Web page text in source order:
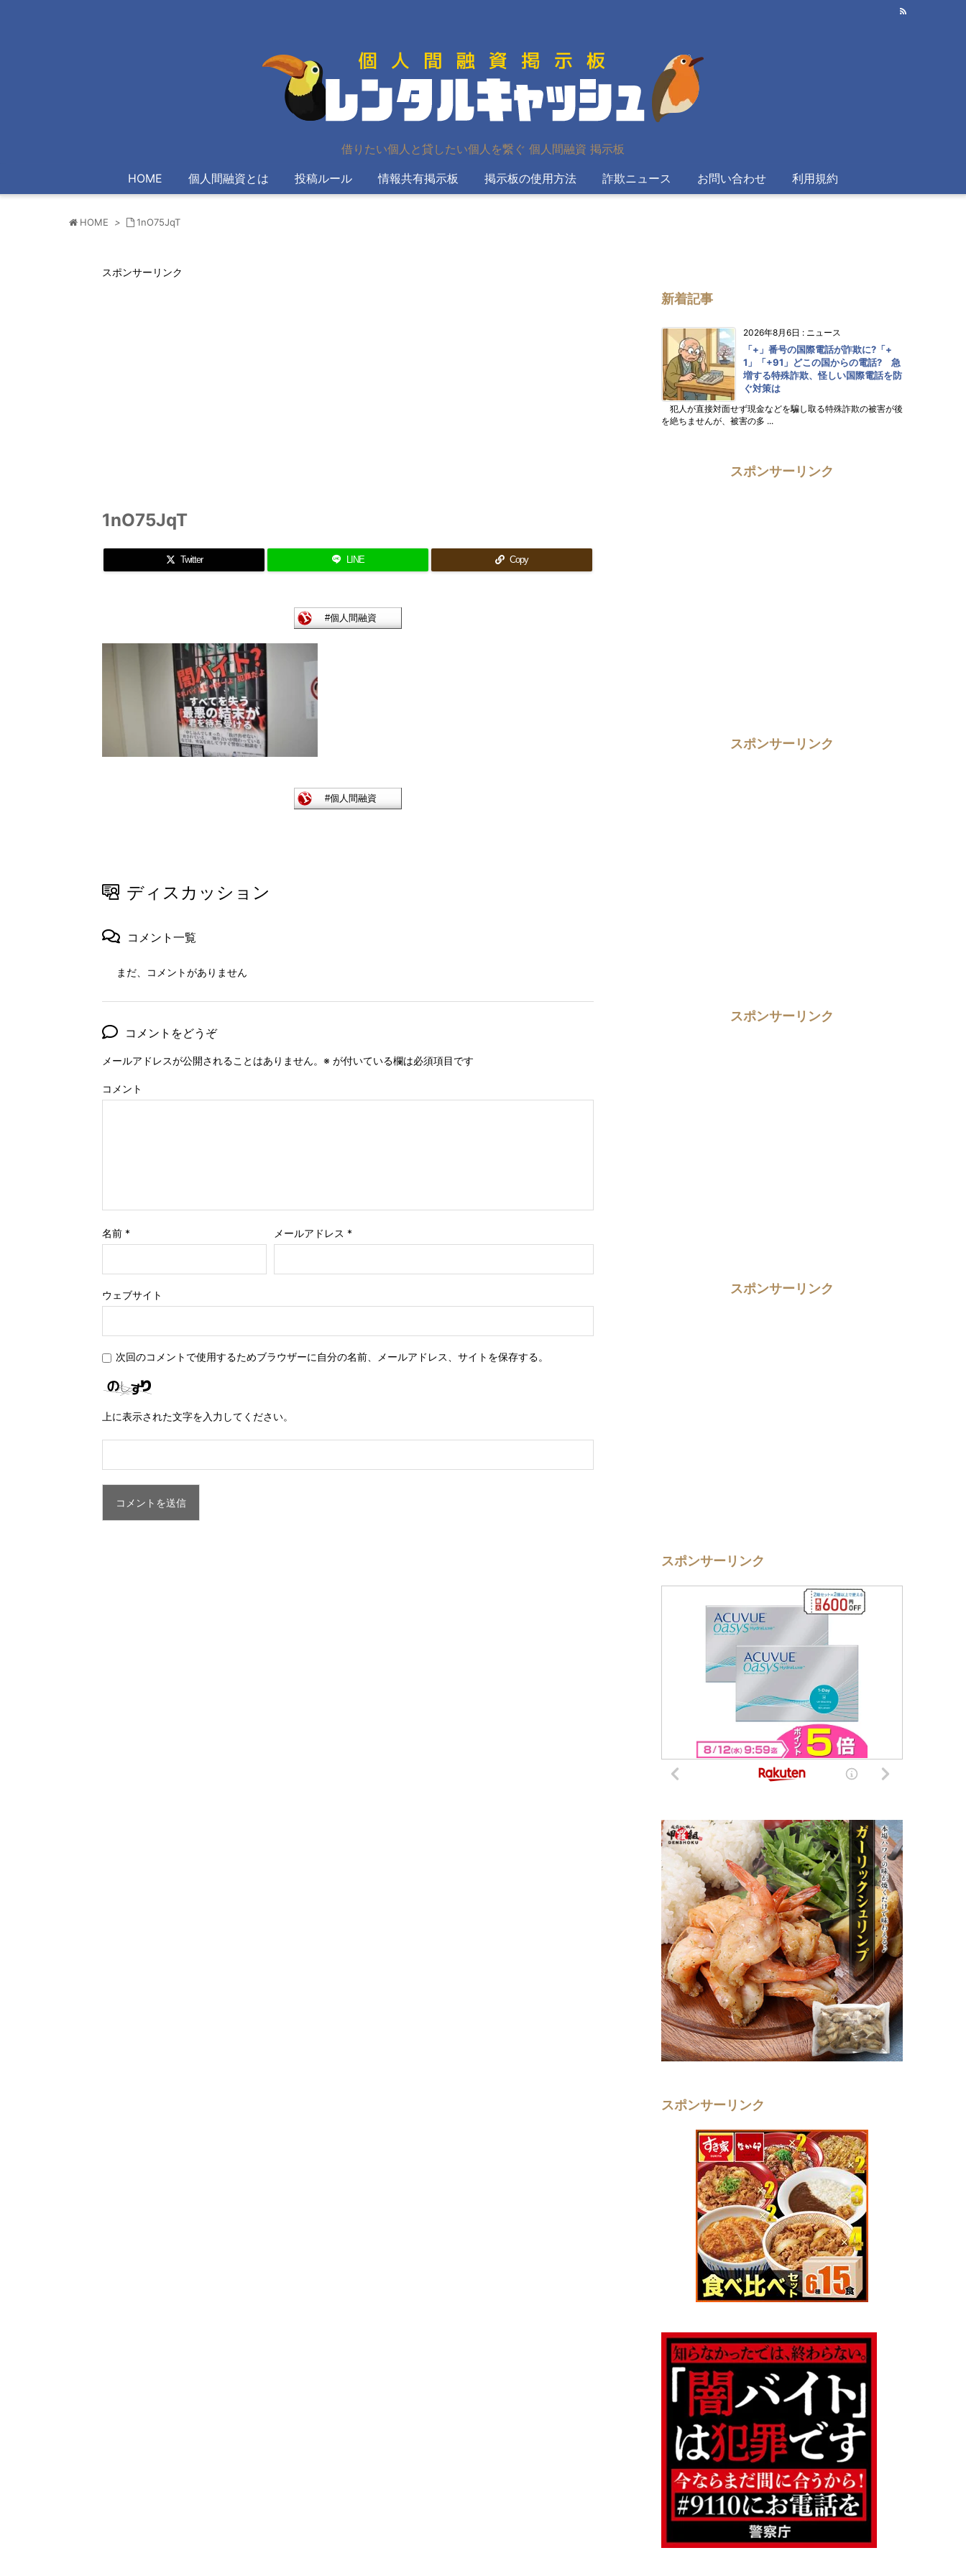
借りたい個人と貸したい個人を繋ぐ 個人間融資 掲示板
HOME 個人間融資とは 投稿ルール 情報共有掲示板 掲示板の使用方法 詐欺ニュース お問い合わせ 利用規約
HOME > 1nO75JqT
スポンサーリンク
1nO75JqT
Twitter LINE Copy
ディスカッション
コメント一覧
まだ、コメントがありません
コメントをどうぞ
メールアドレスが公開されることはありません。 ※ が付いている欄は必須項目です
コメント
名前 * メールアドレス *
ウェブサイト
次回のコメントで使用するためブラウザーに自分の名前、メールアドレス、サイトを保存する。
上に表示された文字を入力してください。
新着記事
2026年8月6日 : ニュース
「+」番号の国際電話が詐欺に?「+
1」「+91」どこの国からの電話? 急
増する特殊詐欺、怪しい国際電話を防
ぐ対策は
犯人が直接対面せず現金などを騙し取る特殊詐欺の被害が後
を絶ちませんが、被害の多 ...
スポンサーリンク
スポンサーリンク
スポンサーリンク
スポンサーリンク
スポンサーリンク
スポンサーリンク